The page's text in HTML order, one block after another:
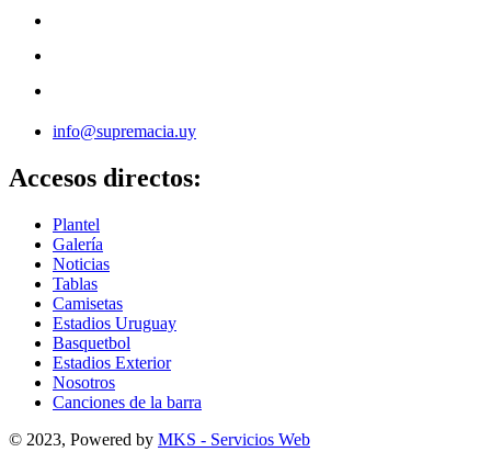
info@supremacia.uy
Accesos directos:
Plantel
Galería
Noticias
Tablas
Camisetas
Estadios Uruguay
Basquetbol
Estadios Exterior
Nosotros
Canciones de la barra
© 2023, Powered by MKS - Servicios Web